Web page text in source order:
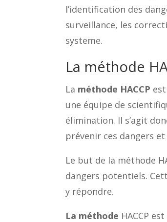
l’identification des
surveillance, les
systeme.
La méthode
La méthode HACCP
une équipe de
élimination. Il s’agit
prévenir ces dangers
Le but de la méthode
dangers potentiels.
y répondre.
La méthode HACCP